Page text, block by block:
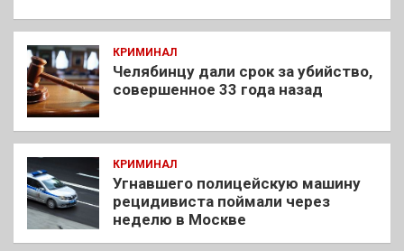
КРИМИНАЛ
Челябинцу дали срок за убийство,
совершенное 33 года назад
КРИМИНАЛ
Угнавшего полицейскую машину
рецидивиста поймали через
неделю в Москве